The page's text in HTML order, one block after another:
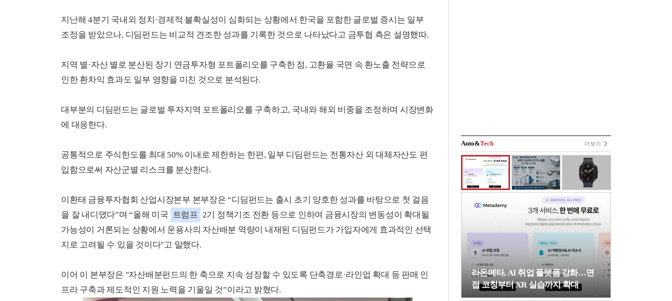
지난해 4분기 국내외 정치·경제적 불확실성이 심화되는 상황에서 한국을 포함한 글로벌 증시는 일부
조정을 받았으나, 디딤펀드는 비교적 견조한 성과를 기록한 것으로 나타났다고 금투협 측은 설명했따.
지역 별·자산 별로 분산된 장기 연금투자형 포트폴리오를 구축한 점, 고환율 국면 속 환노출 전략으로
인한 환차익 효과도 일부 영향을 미친 것으로 분석된다.
대부분의 디딤펀드는 글로벌 투자지역 포트폴리오를 구축하고, 국내와 해외 비중을 조정하며 시장변화
에 대응한다.
공통적으로 주식한도를 최대 50% 이내로 제한하는 한편, 일부 디딤펀드는 전통자산 외 대체자산도 편
입함으로써 자산군별 리스크를 분산한다.
이환태 금융투자협회 산업시장본부 본부장은 “디딤펀드는 출시 초기 양호한 성과를 바탕으로 첫 걸음
을 잘 내디뎠다”며 “올해 미국 트럼프 2기 정책기조 전환 등으로 인하여 금융시장의 변동성이 확대될
가능성이 거론되는 상황에서 운용사의 자산배분 역량이 내재된 디딤펀드가 가입자에게 효과적인 선택
지로 고려될 수 있을 것이다"고 말했다.
이어 이 본부장은 "자산배분펀드의 한 축으로 지속 성장할 수 있도록 단축경로·라인업 확대 등 판매 인
프라 구축과 제도적인 지원 노력을 기울일 것”이라고 밝혔다.
Auto&Tech 더보기
라온메타, AI 취업 플랫폼 강화…면
접 코칭부터 XR 실습까지 확대